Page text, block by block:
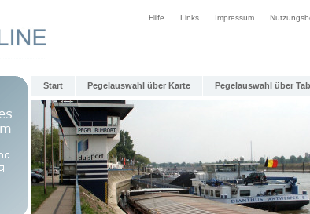
Hilfe Links Impressum
Start Pegelauswahl über Karte Pegelauswahl über